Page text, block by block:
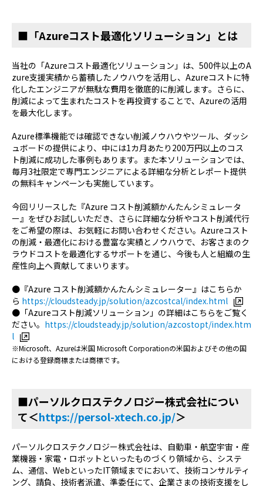
■「Azureコスト最適化ソリューション」とは
当社の「Azureコスト最適化ソリューション」は、500件以上のA
zure支援実績から蓄積したノウハウを活用し、Azureコストに特
化したエンジニアが無駄な費用を徹底的に削減します。さらに、
削減によって生まれたコストを再投資することで、Azureの活用
を最大化します。
Azure標準機能では確認できない削減ノウハウやツール、ダッシ
ュボードの提供により、中には1カ月あたり200万円以上のコス
ト削減に成功した事例もあります。また本ソリューションでは、
毎月3社限定で専門エンジニアによる詳細な分析とレポート提供
の無料キャンペーンも実施しています。
今回リリースした『Azure コスト削減額かんたんシミュレータ
ー』をぜひお試しいただき、さらに詳細な分析やコスト削減代行
をご希望の際は、お気軽にお問い合わせください。Azureコスト
の削減・最適化における豊富な実績とノウハウで、お客さまのク
ラウドコストを最適化するサポートを通じ、今後も人と組織の生
産性向上へ貢献してまいります。
●『Azure コスト削減額かんたんシミュレーター』はこちらか
ら https://cloudsteady.jp/solution/azcostcal/index.html
●「Azureコスト削減ソリューション」の詳細はこちらをご覧く
ださい。 https://cloudsteady.jp/solution/azcostopt/index.htm
l
※Microsoft、Azureは米国 Microsoft Corporationの米国およびその他の国
における登録商標または商標です。
■パーソルクロステクノロジー株式会社につい
て＜https://persol-xtech.co.jp/＞
パーソルクロステクノロジー株式会社は、自動車・航空宇宙・産
業機器・家電・ロボットといったものづくり領域から、システ
ム、通信、WebといったIT領域までにおいて、技術コンサルティ
ング、請負、技術者派遣、準委任にて、企業さまの技術支援をし